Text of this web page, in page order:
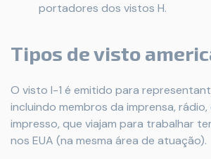
portadores dos vistos H.
Tipos de visto
O visto I-1 é emitido para
incluindo membros da imprensa, rádio,
impresso, que viajam para trabalhar
nos EUA (na mesma área de atuação).